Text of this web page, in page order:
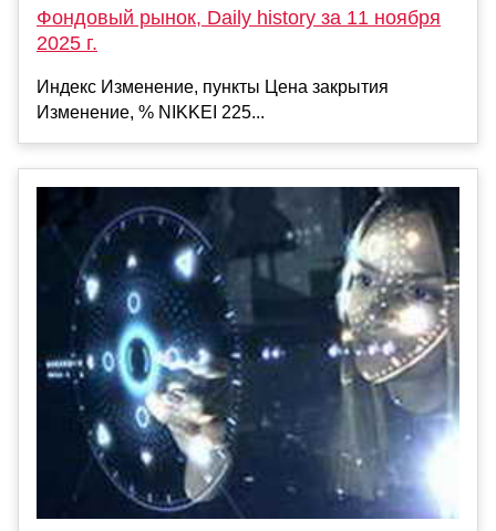
Фондовый рынок, Daily history за 11 ноября
2025 г.
Индекс Изменение, пункты Цена закрытия
Изменение, % NIKKEI 225...